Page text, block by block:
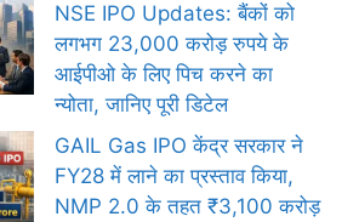
NSE IPO Updates: बैंकों को
लगभग 23,000 करोड़ रुपये के
आईपीओ के लिए पिच करने का
न्योता, जानिए पूरी डिटेल
GAIL Gas IPO केंद्र सरकार ने
FY28 में लाने का प्रस्ताव किया,
NMP 2.0 के तहत ₹3,100 करोड़